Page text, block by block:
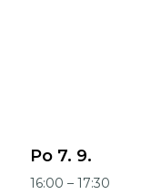
Po 7. 9.
16:00 – 17:30